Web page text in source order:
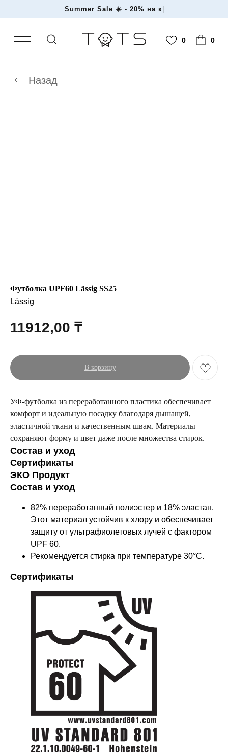
Summer Sale ☀️ - 20%|
Футболка UPF60 Lässig SS25
Lässig
11912,00 ₸
В корзину
УФ-футболка из переработанного пластика обеспечивает
комфорт и идеальную посадку благодаря дышащей,
эластичной ткани и качественным швам. Материалы
сохраняют форму и цвет даже после множества стирок.
Состав и уход
Сертификаты
ЭКО Продукт
Состав и уход
82% переработанный полиэстер и 18% эластан.
Этот материал устойчив к хлору и обеспечивает
защиту от ультрафиолетовых лучей с фактором
UPF 60.
Рекомендуется стирка при температуре 30°C.
Сертификаты